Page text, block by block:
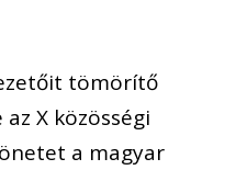
tömörítő
X közösségi
a magyar